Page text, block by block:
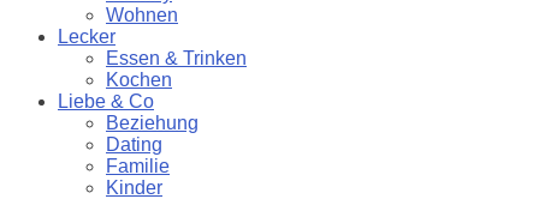
Wohnen
Lecker
Essen & Trinken
Kochen
Liebe & Co
Beziehung
Dating
Familie
Kinder